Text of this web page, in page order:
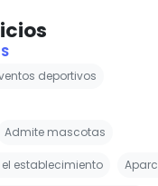
deportivos
Admite mascotas
establecimiento